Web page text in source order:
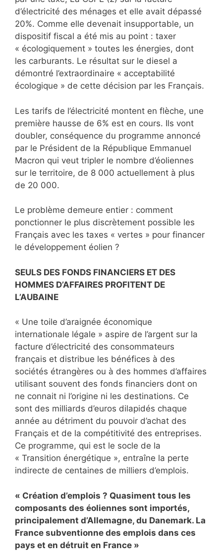
d’électricité des ménages et elle avait dépassé
20%. Comme elle devenait insupportable, un
dispositif fiscal a été mis au point : taxer
« écologiquement » toutes les énergies, dont
les carburants. Le résultat sur le diesel a
démontré l’extraordinaire « acceptabilité
écologique » de cette décision par les Français.
Les tarifs de l’électricité montent en flèche, une
première hausse de 6% est en cours. Ils vont
doubler, conséquence du programme annoncé
par le Président de la République Emmanuel
Macron qui veut tripler le nombre d’éoliennes
sur le territoire, de 8 000 actuellement à plus
de 20 000.
Le problème demeure entier : comment
ponctionner le plus discrètement possible les
Français avec les taxes « vertes » pour financer
le développement éolien ?
SEULS DES FONDS FINANCIERS ET DES
HOMMES D’AFFAIRES PROFITENT DE
L’AUBAINE
« Une toile d’araignée économique
internationale légale » aspire de l’argent sur la
facture d’électricité des consommateurs
français et distribue les bénéfices à des
sociétés étrangères ou à des hommes d’affaires
utilisant souvent des fonds financiers dont on
ne connait ni l’origine ni les destinations. Ce
sont des milliards d’euros dilapidés chaque
année au détriment du pouvoir d’achat des
Français et de la compétitivité des entreprises.
Ce programme, qui est le socle de la
« Transition énergétique », entraîne la perte
indirecte de centaines de milliers d’emplois.
« Création d’emplois ? Quasiment tous les
composants des éoliennes sont importés,
principalement d’Allemagne, du Danemark. La
France subventionne des emplois dans ces
pays et en détruit en France »